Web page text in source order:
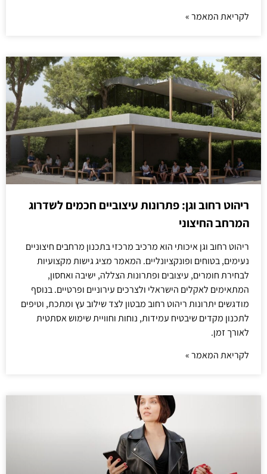
לקריאת המאמר »
ריהוט רחוב וגן: פתרונות עיצוביים חכמים לשדרוג
המרחב החיצוני
ריהוט רחוב וגן איכותי הוא מרכיב מרכזי בתכנון מרחבים חיצוניים
נעימים, בטוחים ופונקציונליים. המאמר מציג גישות מקצועיות
לבחירת חומרים, עיצובים ופתרונות הצללה, ישיבה ואחסון,
המתאימים לאקלים הישראלי ולצרכים עירוניים ופרטיים. בנוסף
מודגשים יתרונות ריהוט רחוב מבטון לצד שילוב עץ ומתכת, וטיפים
לתכנון מקדים שיבטיח עמידות, נוחות וחוויית שימוש אסתטית
לאורך זמן.
לקריאת המאמר »